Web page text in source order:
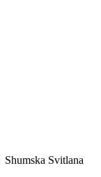
Shumska Svitlana